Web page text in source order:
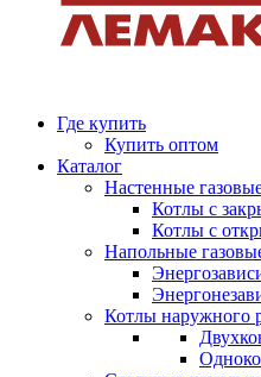
Где купить
Купить оптом
Каталог
Настенные
Котлы с
Котлы с
Напольные
Котлы наружного